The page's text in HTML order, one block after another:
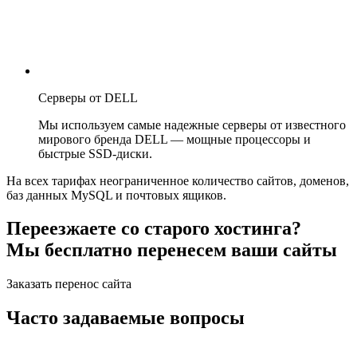
Серверы от DELL
Мы используем самые надежные серверы от известного
мирового бренда DELL — мощные процессоры и
быстрые SSD-диски.
На всех тарифах неограниченное количество сайтов, доменов,
баз данных MySQL и почтовых ящиков.
Переезжаете со старого хостинга?
Мы бесплатно перенесем ваши сайты
Заказать перенос сайта
Часто задаваемые вопросы